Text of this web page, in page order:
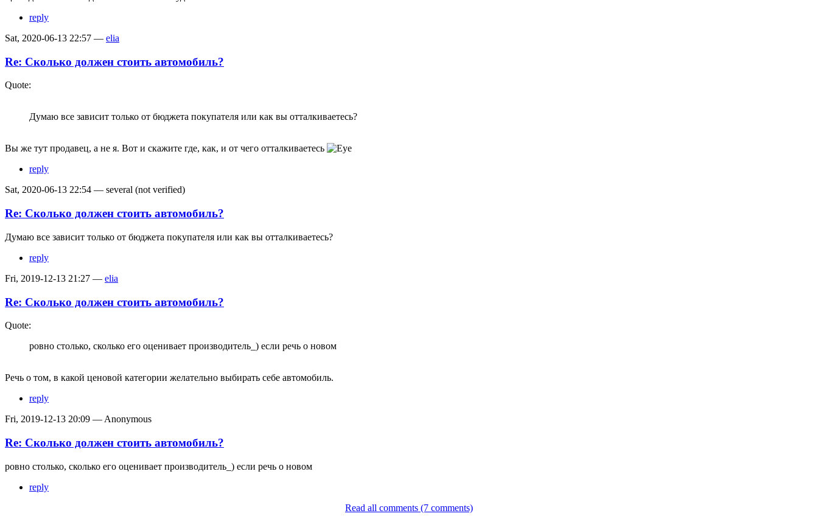
reply
Sat, 2020-06-13 22:57 — elia
Re: Сколько должен стоить автомобиль?
Quote:
Думаю все зависит только от бюджета покупателя или как вы отталкиваетесь?
Вы же тут продавец, а не я. Вот и скажите где, как, и от чего отталкиваетесь
reply
Sat, 2020-06-13 22:54 — several (not verified)
Re: Сколько должен стоить автомобиль?
Думаю все зависит только от бюджета покупателя или как вы отталкиваетесь?
reply
Fri, 2019-12-13 21:27 — elia
Re: Сколько должен стоить автомобиль?
Quote:
ровно столько, сколько его оценивает производитель_) если речь о новом
Речь о том, в какой ценовой категории желательно выбирать себе автомобиль.
reply
Fri, 2019-12-13 20:09 — Anonymous
Re: Сколько должен стоить автомобиль?
ровно столько, сколько его оценивает производитель_) если речь о новом
reply
Read all comments (7 comments)